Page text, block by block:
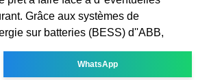
Grâce aux systèmes de
sur batteries (BESS) d''ABB,
WhatsApp